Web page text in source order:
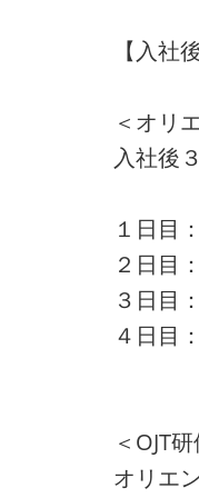
【入社
＜オリ
入社後
１日目
２日目
３日目
４日目
実
＜OJT
オリエ